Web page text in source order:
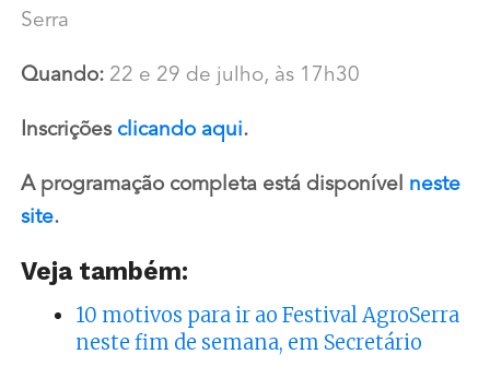
Serra
Quando:22 e 29 de julho, às 17h30
Inscrições clicando aqui.
A programação completa está disponível neste
site.
Veja também:
10 motivos para ir ao Festival AgroSerra
neste fim de semana, em Secretário